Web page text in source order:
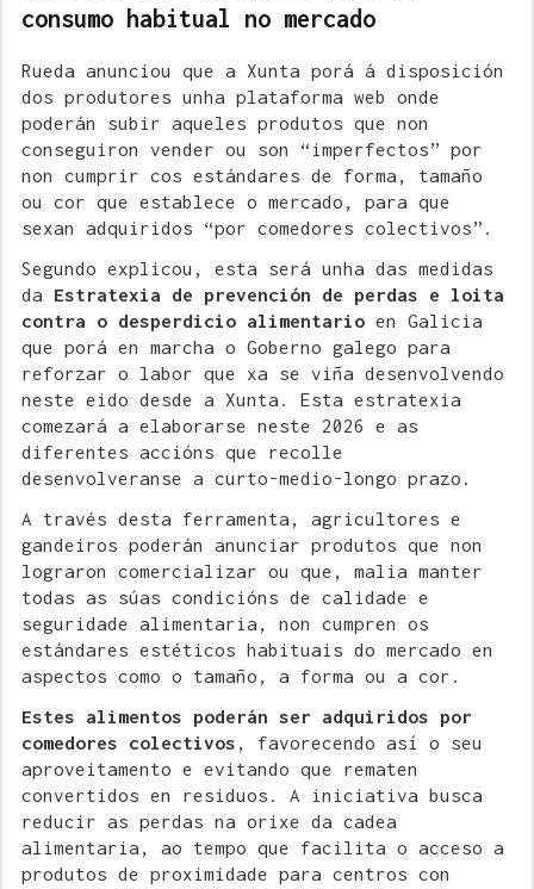
consumo habitual no mercado
Rueda anunciou que a Xunta porá á disposición
dos produtores unha plataforma web onde
poderán subir aqueles produtos que non
conseguiron vender ou son “imperfectos” por
non cumprir cos estándares de forma, tamaño
ou cor que establece o mercado, para que
sexan adquiridos “por comedores colectivos”.
Segundo explicou, esta será unha das medidas
da Estratexia de prevención de perdas e loita
contra o desperdicio alimentario en Galicia
que porá en marcha o Goberno galego para
reforzar o labor que xa se viña desenvolvendo
neste eido desde a Xunta. Esta estratexia
comezará a elaborarse neste 2026 e as
diferentes accións que recolle
desenvolveranse a curto-medio-longo prazo.
A través desta ferramenta, agricultores e
gandeiros poderán anunciar produtos que non
lograron comercializar ou que, malia manter
todas as súas condicións de calidade e
seguridade alimentaria, non cumpren os
estándares estéticos habituais do mercado en
aspectos como o tamaño, a forma ou a cor.
Estes alimentos poderán ser adquiridos por
comedores colectivos , favorecendo así o seu
aproveitamento e evitando que rematen
convertidos en residuos. A iniciativa busca
reducir as perdas na orixe da cadea
alimentaria, ao tempo que facilita o acceso a
produtos de proximidade para centros con